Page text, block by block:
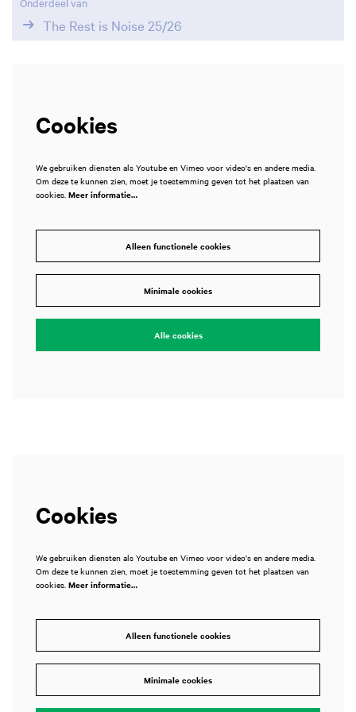
The Rest is Noise 25/26
Cookies
We gebruiken diensten als Youtube en Vimeo voor video's en andere media.
Om deze te kunnen zien, moet je toestemming geven tot het plaatsen van
cookies. Meer informatie…
Alleen functionele cookies
Minimale cookies
Alle cookies
Cookies
We gebruiken diensten als Youtube en Vimeo voor video's en andere media.
Om deze te kunnen zien, moet je toestemming geven tot het plaatsen van
cookies. Meer informatie…
Alleen functionele cookies
Minimale cookies
Inzoomen